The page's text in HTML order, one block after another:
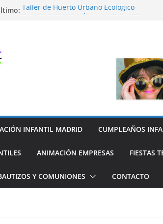
Taller de Huerto Urbano Ecológico
INFANTIL MADRID CUMPLEAÑOS
ANIMACIÓN EMPRESAS FIESTAS
Y COMUNIONES CONTACTO